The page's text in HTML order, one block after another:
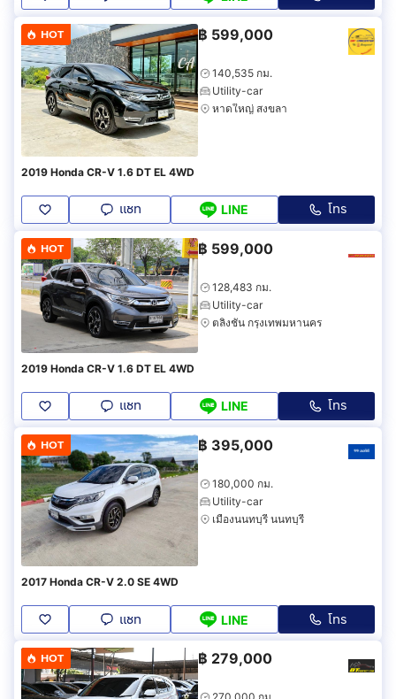
HOT ฿ 599,000
140,535 กม.
Utility-car
หาดใหญ่ สงขลา
2019 Honda CR-V 1.6 DT EL 4WD
แชท LINE โทร
HOT ฿ 599,000
128,483 กม.
Utility-car
ตลิ่งชัน กรุงเทพมหานคร
2019 Honda CR-V 1.6 DT EL 4WD
แชท LINE โทร
HOT ฿ 395,000
180,000 กม.
Utility-car
เมืองนนทบุรี นนทบุรี
2017 Honda CR-V 2.0 SE 4WD
แชท LINE โทร
HOT ฿ 279,000